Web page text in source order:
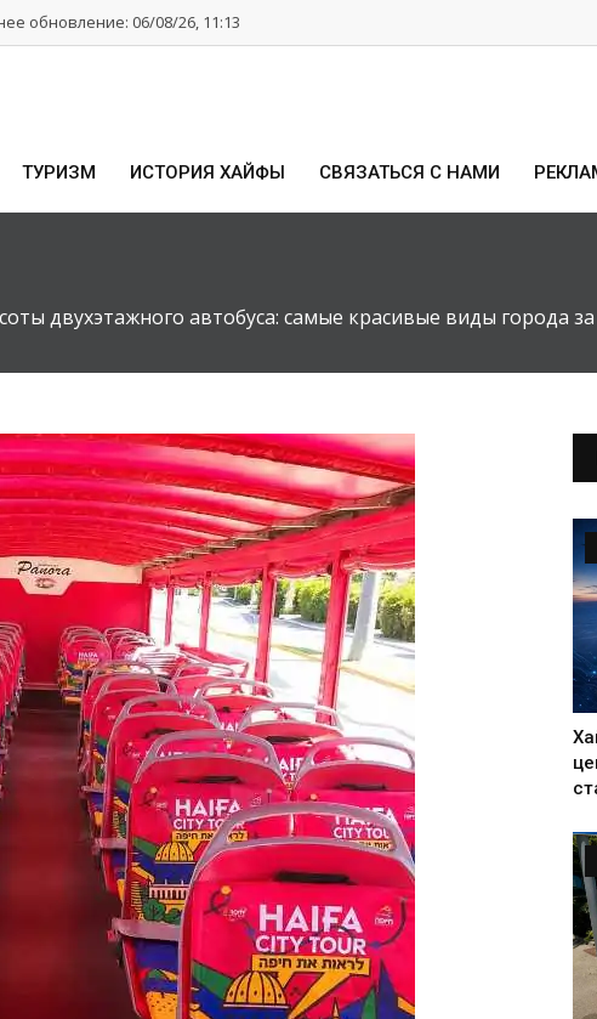
обновление: 06/08/26, 11:13
ТУРИЗМ ИСТОРИЯ ХАЙФЫ СВЯЗАТЬСЯ С НАМИ
двухэтажного автобуса: самые красивые виды города